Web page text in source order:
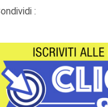
: